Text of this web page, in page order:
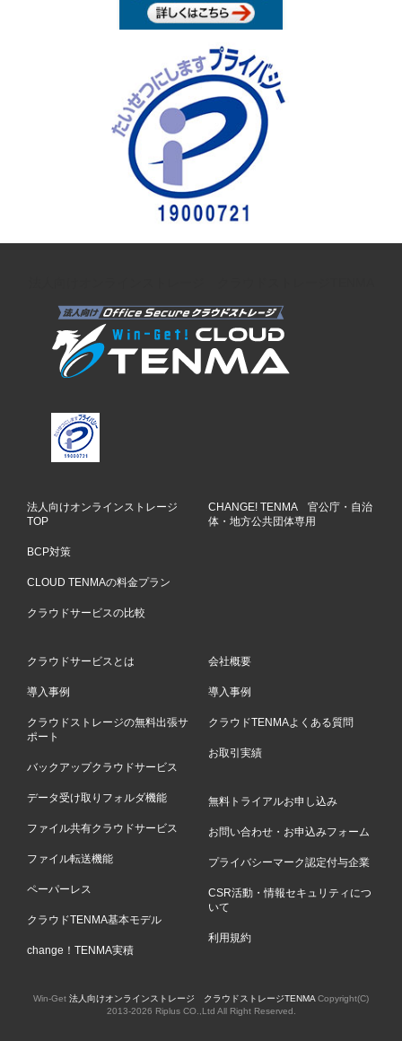
法人向けオンラインストレージ
TOP
BCP対策
CLOUD TENMAの料金プラン
クラウドサービスの比較
CHANGE! TENMA 官公庁・自治
体・地方公共団体専用
クラウドサービスとは
導入事例
クラウドストレージの無料出張サ
ポート
バックアップクラウドサービス
データ受け取りフォルダ機能
ファイル共有クラウドサービス
ファイル転送機能
ペーパーレス
クラウドTENMA基本モデル
change！TENMA実積
会社概要
導入事例
クラウドTENMAよくある質問
お取引実績
無料トライアルお申し込み
お問い合わせ・お申込みフォーム
プライバシーマーク認定付与企業
CSR活動・情報セキュリティにつ
いて
利用規約
Win-Get 法人向けオンラインストレージ クラウドストレージTENMA Copyright(C)
2013-2026 Riplus CO.,Ltd All Right Reserved.